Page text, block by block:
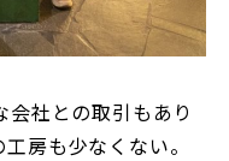
会社との取引もあり
房も少なくない。